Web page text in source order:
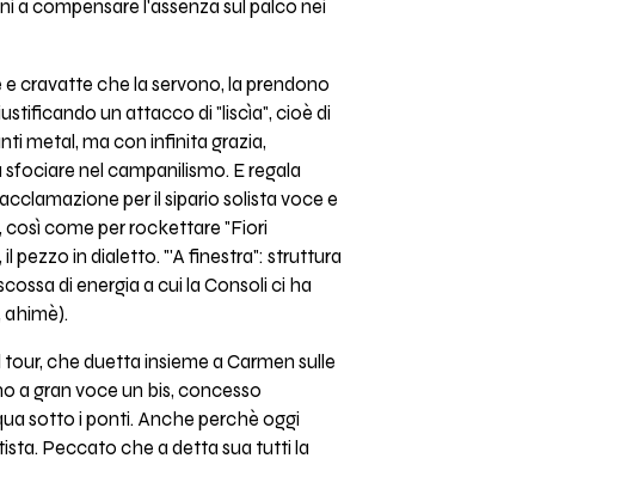
a compensare l'assenza sul palco nei
cravatte che la servono, la prendono
un attacco di "liscìa", cioè di
metal, ma con infinita grazia,
nel campanilismo. E regala
per il sipario solista voce e
così come per rockettare "Fiori
pezzo in dialetto. "'A finestra": struttura
di energia a cui la Consoli ci ha
che duetta insieme a Carmen sulle
a gran voce un bis, concesso
sotto i ponti. Anche perchè oggi
Peccato che a detta sua tutti la